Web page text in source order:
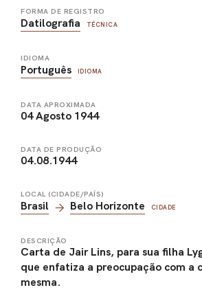
FORMA DE REGISTRO
Datilografia TÉCNICA
IDIOMA
Português IDIOMA
DATA APROXIMADA
04 Agosto 1944
DATA DE PRODUÇÃO
04.08.1944
LOCAL (CIDADE/PAÍS)
Brasil Belo Horizonte CIDADE
DESCRIÇÃO
Carta de Jair Lins, para sua filha
que enfatiza a preocupação com a
mesma.